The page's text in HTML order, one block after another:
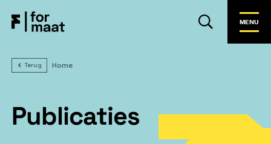
MENU
Terug Home
Publicaties